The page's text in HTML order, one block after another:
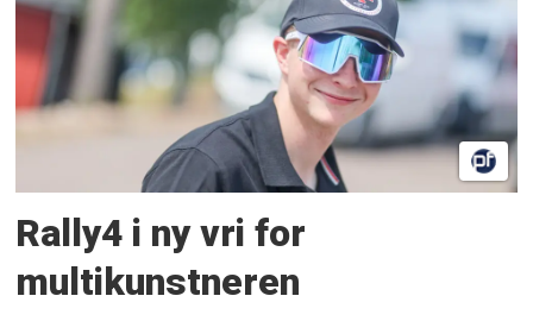
Rally4 i ny vri for
multikunstneren